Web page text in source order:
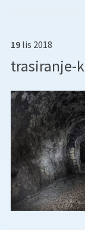
19 lis 2018
trasiranje-